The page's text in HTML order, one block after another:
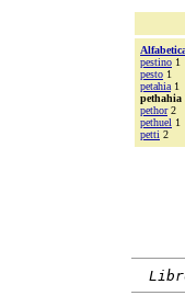
pestino 1
pesto 1
petahia 1
pethahia
pethor2
pethuel 1
petti 2